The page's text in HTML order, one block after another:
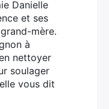
Danielle
et ses
mère.
à
nettoyer
soulager
vous dit